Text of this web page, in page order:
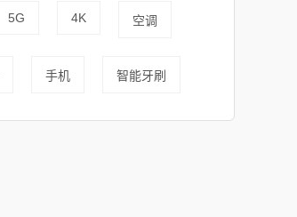
5G 4K 空调
手机 智能牙刷